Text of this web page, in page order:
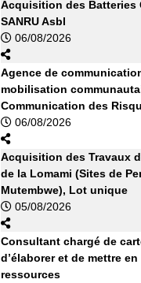
Acquisition des Batteries
SANRU Asbl
06/08/2026
Agence de
mobilisation
Communication des
06/08/2026
Acquisition des Travaux
de la Lomami (Sites de
Mutembwe), Lot unique
05/08/2026
Consultant chargé de
d’élaborer et de mettre
ressources